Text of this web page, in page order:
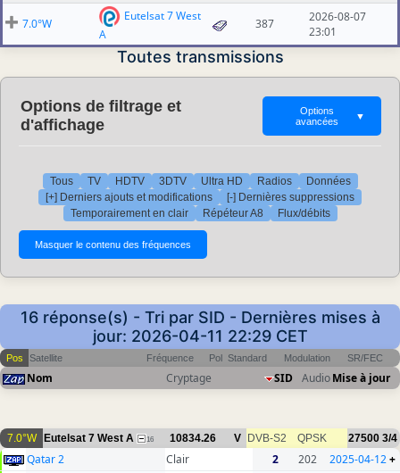
7.0°W
Eutelsat 7 West
A
387
2026-08-07
23:01
Toutes transmissions
Options de filtrage et
d'affichage
Options
avancées
▼
Tous TV HDTV 3DTV Ultra HD Radios
Données
[+] Derniers ajouts et modifications
[-] Dernières suppressions
Temporairement en clair
Répéteur A8 Flux/débits
16 réponse(s) - Tri par SID - Dernières mises à
jour: 2026-04-11 22:29 CET
Pos Satellite Fréquence Pol Standard Modulation SR/FEC
Nom Cryptage SID AudioMise à jour
7.0°W Eutelsat 7 West A 16 10834.26 V DVB-S2 QPSK 27500 3/4
Qatar 2 Clair 2 202 2025-04-12+